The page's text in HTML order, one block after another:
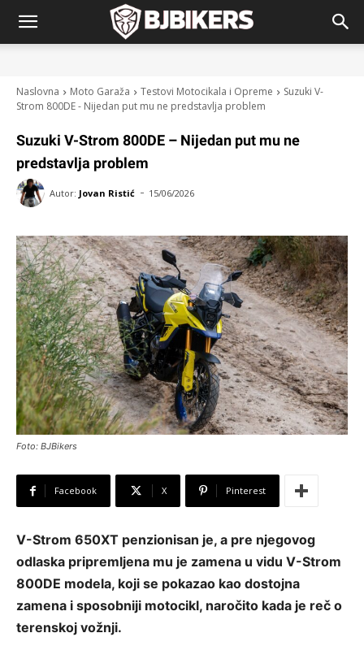
Naslovna Moto Garaža Testovi Motocikala i Opreme
Suzuki V-
Strom 800DE - Nijedan put mu ne predstavlja problem
Suzuki V-Strom 800DE – Nijedan put mu ne
predstavlja problem
Autor: Jovan Ristić - 15/06/2026
Foto: BJBikers
Facebook X Pinterest
V-Strom 650XT penzionisan je, a pre njegovog
odlaska pripremljena mu je zamena u vidu V-Strom
800DE modela, koji se pokazao kao dostojna
zamena i sposobniji motocikl, naročito kada je reč o
terenskoj vožnji.